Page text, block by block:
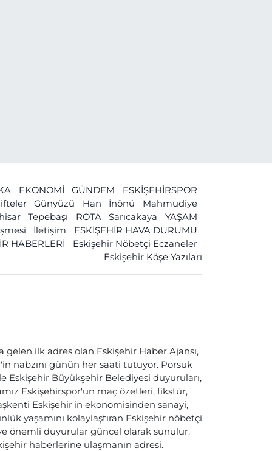
EKONOMİ GÜNDEM
ESKİŞEHİRSPOR
Günyüzü Han İnönü
Mahmudiye
Tepebaşı ROTA Sarıcakaya
YAŞAM
İletişim
ESKİŞEHİR HAVA DURUMU
HABERLERİ
Eskişehir Nöbetçi Eczaneler
Eskişehir Köşe Yazıları
ilk adres olan Eskişehir Haber Ajansı,
nabzını günün her saati tutuyor. Porsuk
Eskişehir Büyükşehir Belediyesi duyuruları,
Eskişehirspor'un maç özetleri, fikstür,
Eskişehir'in ekonomisinden sanayi,
yaşamını kolaylaştıran Eskişehir nöbetçi
önemli duyurular güncel olarak sunulur.
haberlerine ulaşmanın adresi.